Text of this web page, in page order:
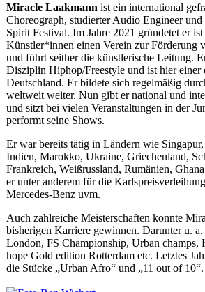
Miracle Laakmann ist ein international
Choreograph, studierter Audio Engineer
Spirit Festival. Im Jahre 2021 gründetet er
Künstler*innen einen Verein zur Förderung
und führt seither die künstlerische Leitung.
Disziplin Hiphop/Freestyle und ist hier einer
Deutschland. Er bildete sich regelmäßig
weltweit weiter. Nun gibt er national und
und sitzt bei vielen Veranstaltungen in der
performt seine Shows.
Er war bereits tätig in Ländern wie
Indien, Marokko, Ukraine, Griechenland,
Frankreich, Weißrussland, Rumänien,
er unter anderem für die
Mercedes-Benz uvm.
Auch zahlreiche Meisterschaften konnte
bisherigen Karriere gewinnen. Darunter u. a.
London, FS Championship, Urban champs,
hope Gold edition Rotterdam etc. Letztes
die Stücke „Urban Afro“ und „11 out of 10“.